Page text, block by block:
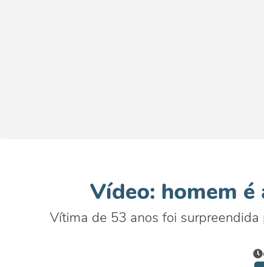
Vídeo: homem
Vítima de 53 anos foi